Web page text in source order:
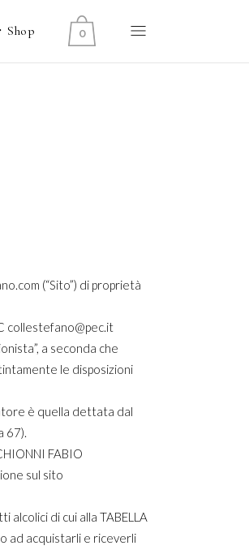
0
Shop
(“Sito”) di proprietà
collestefano@pec.it
a seconda che
le disposizioni
è quella dettata dal
67).
FABIO
sul sito
di cui alla TABELLA
ad acquistarli e riceverli